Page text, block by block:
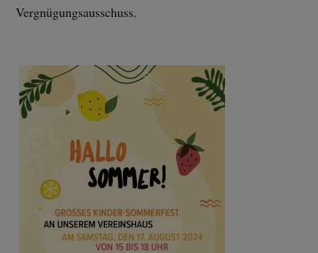
Vergnügungsausschuss.